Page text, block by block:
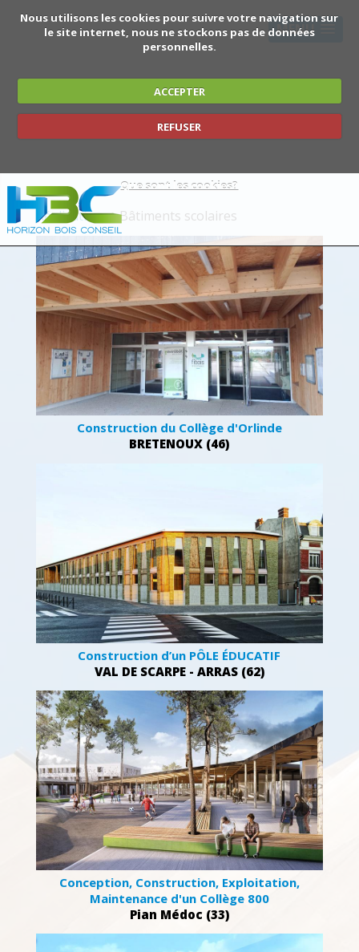
MENU
Nous utilisons les cookies pour suivre votre navigation sur
le site internet, nous ne stockons pas de données
personnelles.
ACCEPTER
REFUSER
Que sont les cookies?
Réalisations› Bâtiments scolaires
Construction du Collège d'Orlinde
BRETENOUX (46)
Construction d’un PÔLE ÉDUCATIF
VAL DE SCARPE - ARRAS (62)
Conception, Construction, Exploitation,
Maintenance d'un Collège 800
Pian Médoc (33)